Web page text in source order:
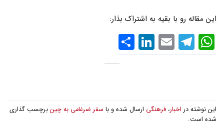
این مقاله رو با بقیه به اشتراک بذار:
WhatsApp
Telegram
Email
LinkedIn
گذاری
این نوشته در اخبار، فرهنگی ارسال شده و با سفر ضرغامی به چین برچسب گذاری
شده است.